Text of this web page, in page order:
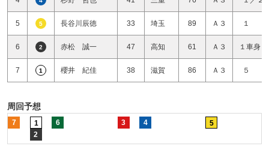
5 5 長谷川辰徳 33 埼玉 89 Ａ３ １
6 2 赤松 誠一 47 高知 61 Ａ３ １車身
7 1 櫻井 紀佳 38 滋賀 86 Ａ３ ５
周回予想
7 1 6 3 4
5
2